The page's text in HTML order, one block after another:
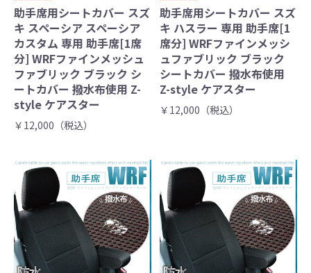
助手席用シートカバー スズ
キ スペーシア スペーシア
カスタム 専用 助手席[1席
分] WRFファインメッシュ
ファブリック ブラック シ
ートカバー 撥水布使用 Z-
style ケアスター
￥12,000（税込）
助手席用シートカバー スズ
キ ハスラー 専用 助手席[1
席分] WRFファインメッシ
ュファブリック ブラック
シートカバー 撥水布使用
Z-style ケアスター
￥12,000（税込）